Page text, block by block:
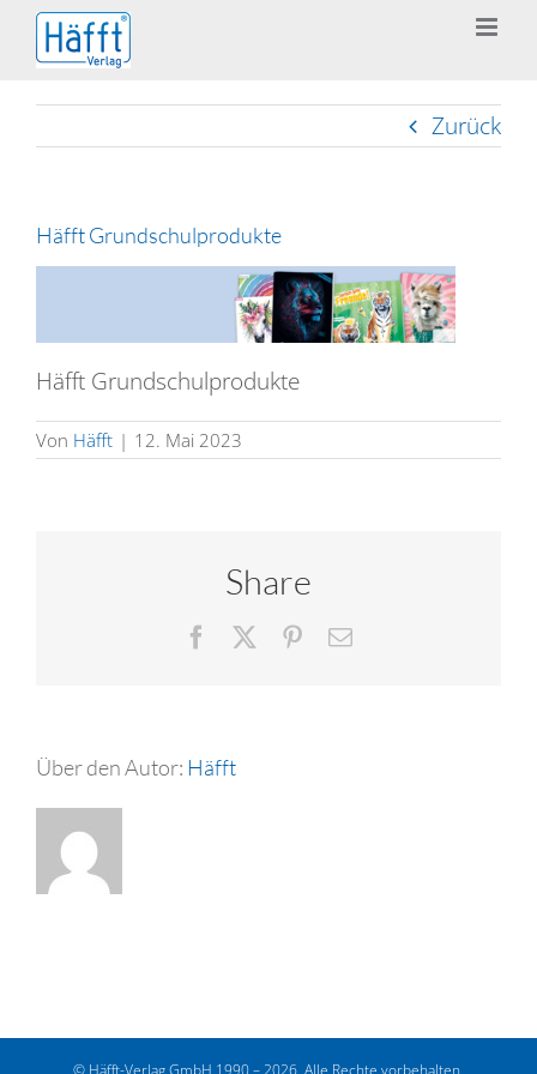
Zum
Inhalt
springen
Zurück
Häfft Grundschulprodukte
Häfft Grundschulprodukte
Von Häfft | 12. Mai 2023
Share
Facebook Pinterest
E-
Über den Autor: Häfft
© Häfft-Verlag GmbH 1990 – 2026. Alle Rechte vorbehalten.